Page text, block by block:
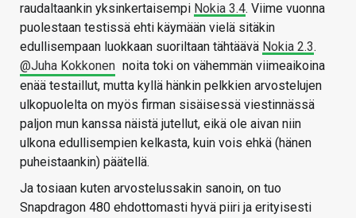
raudaltaankin yksinkertaisempi Nokia 3.4. Viime vuonna
puolestaan testissä ehti käymään vielä sitäkin
edullisempaan luokkaan suoriltaan tähtäävä Nokia 2.3.
@Juha Kokkonen noita toki on vähemmän viimeaikoina
enää testaillut, mutta kyllä hänkin pelkkien arvostelujen
ulkopuolelta on myös firman sisäisessä viestinnässä
paljon mun kanssa näistä jutellut, eikä ole aivan niin
ulkona edullisempien kelkasta, kuin vois ehkä (hänen
puheistaankin) päätellä.
Ja tosiaan kuten arvostelussakin sanoin, on tuo
Snapdragon 480 ehdottomasti hyvä piiri ja erityisesti